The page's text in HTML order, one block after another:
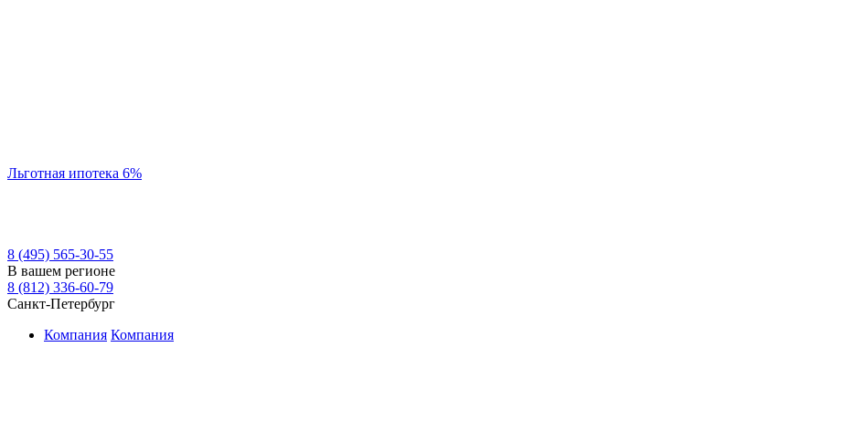
Льготная ипотека 6%
8 (495) 565-30-55
В вашем регионе
8 (812) 336-60-79
Санкт-Петербург
Компания Компания